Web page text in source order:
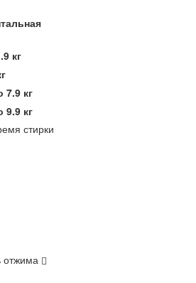
кг
7.9 кг
9.9 кг
стирки
отжима